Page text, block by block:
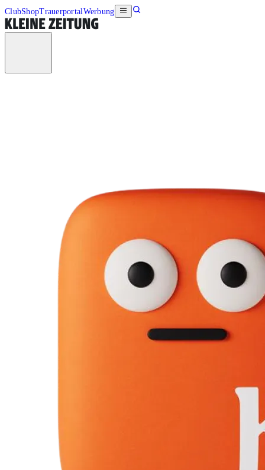
ClubShopTrauerportalWerbung